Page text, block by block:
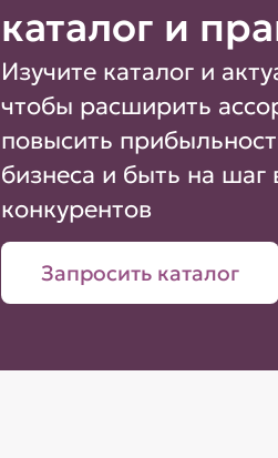
каталог и
Изучите каталог и
чтобы расширить
повысить
бизнеса и быть на шаг
конкурентов
Запросить каталог